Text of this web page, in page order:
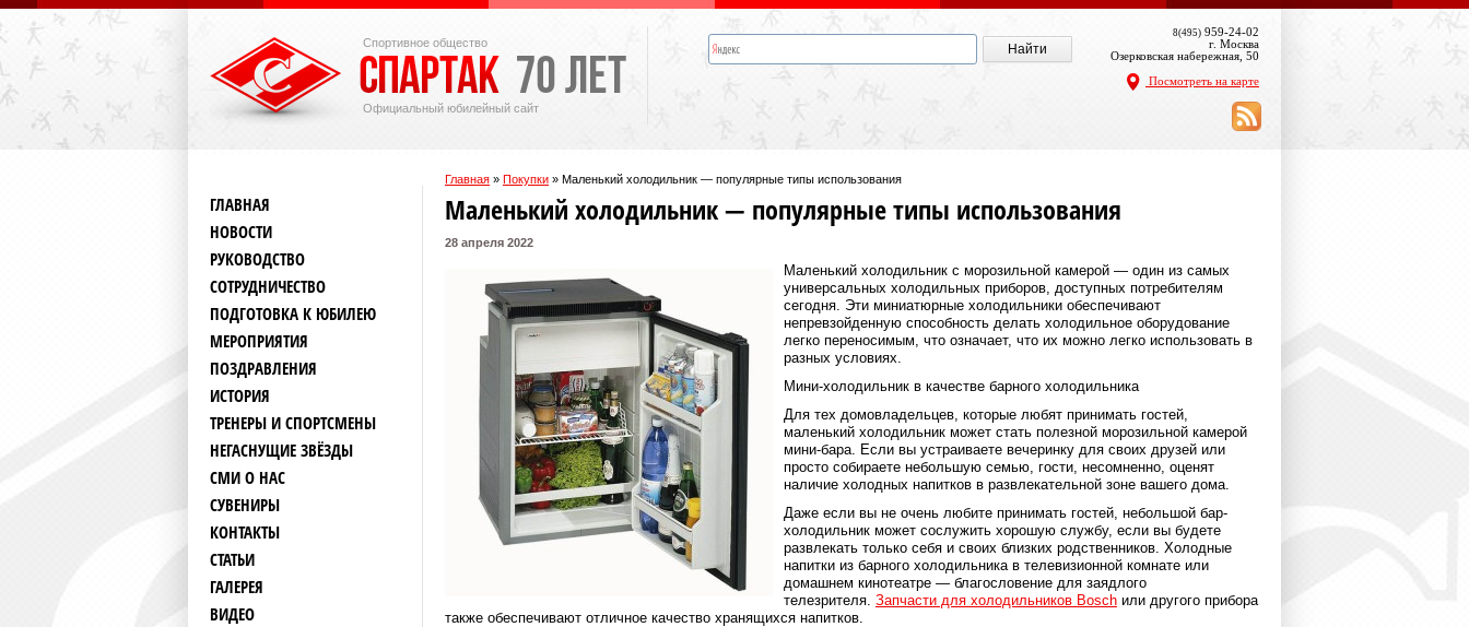
Спортивное общество
Официальный юбилейный сайт
8(495) 959-24-02
г. Москва
Озерковская набережная, 50
Посмотреть на карте
Главная » Покупки » Маленький холодильник — популярные типы использования
ГЛАВНАЯ
НОВОСТИ
РУКОВОДСТВО
СОТРУДНИЧЕСТВО
ПОДГОТОВКА К ЮБИЛЕЮ
МЕРОПРИЯТИЯ
ПОЗДРАВЛЕНИЯ
ИСТОРИЯ
ТРЕНЕРЫ И СПОРТСМЕНЫ
НЕГАСНУЩИЕ ЗВЁЗДЫ
СМИ О НАС
СУВЕНИРЫ
КОНТАКТЫ
СТАТЬИ
ГАЛЕРЕЯ
ВИДЕО
Маленький холодильник — популярные типы использования
28 апреля 2022
Маленький холодильник с морозильной камерой — один из самых
универсальных холодильных приборов, доступных потребителям
сегодня. Эти миниатюрные холодильники обеспечивают
непревзойденную способность делать холодильное оборудование
легко переносимым, что означает, что их можно легко использовать в
разных условиях.
Мини-холодильник в качестве барного холодильника
Для тех домовладельцев, которые любят принимать гостей,
маленький холодильник может стать полезной морозильной камерой
мини-бара. Если вы устраиваете вечеринку для своих друзей или
просто собираете небольшую семью, гости, несомненно, оценят
наличие холодных напитков в развлекательной зоне вашего дома.
Даже если вы не очень любите принимать гостей, небольшой бар-
холодильник может сослужить хорошую службу, если вы будете
развлекать только себя и своих близких родственников. Холодные
напитки из барного холодильника в телевизионной комнате или
домашнем кинотеатре — благословение для заядлого
телезрителя. Запчасти для холодильников Bosch или другого прибора
также обеспечивают отличное качество хранящихся напитков.